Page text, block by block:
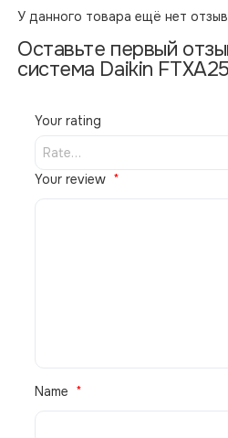
Назначение Бытовые
Производитель Daikin
У данного товара ещё нет
Оставьте первый
система Daikin
Your rating
Your review
Name
215